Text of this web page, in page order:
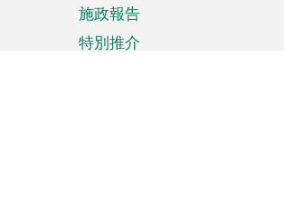
施政報告
特別推介